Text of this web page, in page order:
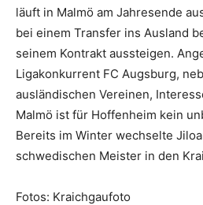
läuft in Malmö am Jahresende
bei einem Transfer ins Ausland
seinem Kontrakt aussteigen.
Ligakonkurrent FC Augsburg,
ausländischen Vereinen,
Malmö ist für Hoffenheim kein
Bereits im Winter wechselte
schwedischen Meister in den
Fotos: Kraichgaufoto